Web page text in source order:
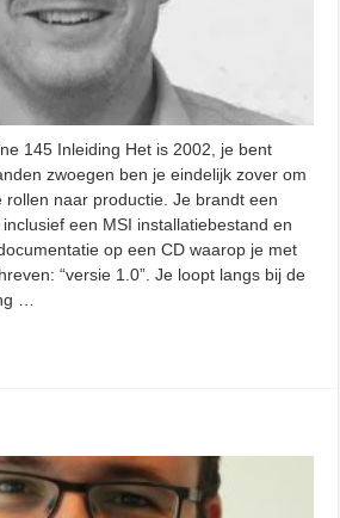
145 Inleiding Het is 2002, je bent
zwoegen ben je eindelijk zover om
rollen naar productie. Je brandt een
een MSI installatiebestand en
op een CD waarop je met
“versie 1.0”. Je loopt langs bij de
…